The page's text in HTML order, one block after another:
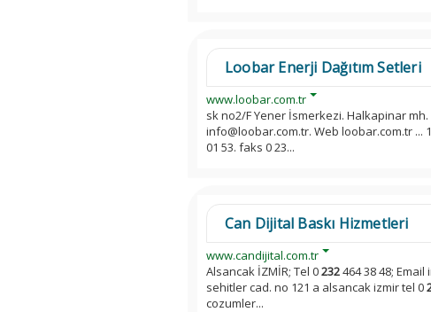
Loobar Enerji Dağıtım Setleri
www.loobar.com.tr
sk no2/F Yener İsmerkezi. Halkapinar mh.
info@loobar.com.tr. Web loobar.com.tr ... 1
01 53. faks 0 23...
Can Dijital Baskı Hizmetleri
www.candijital.com.tr
Alsancak İZMİR; Tel 0232464 38 48;
sehitler cad. no 121 a alsancak izmir tel 0
cozumler...